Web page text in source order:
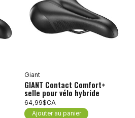
Giant
GIANT Contact Comfort+
selle pour vélo hybride
64,99$CA
Ajouter au panier